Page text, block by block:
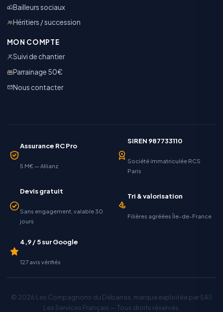
Bailleurs sociaux
Héritiers / succession
MON COMPTE
Suivi de chantier
Parrainage 50€
Nous contacter
Assurance RC Pro
5 M€ — Allianz
SIREN 987733110
Société immatriculée RCS
Paris
Devis gratuit
Sans engagement, valable 30
jours
Tri & valorisation
Filières agréées Île-de-France
4,9 / 5 sur Google
127 avis vérifiés
© 2026 Les Compagnons du Débarras, marque exploitée par SAS
Les Services Français — Tous droits réservés.